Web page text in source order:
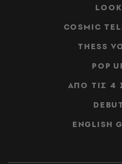
LOOK
COSMIC
THESS
POP
ΑΠΟ ΤΙΣ 4
ENGLISH